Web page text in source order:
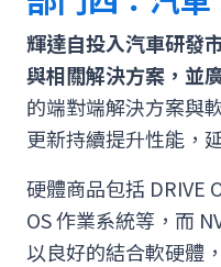
輝達自投入汽車研發
與相關解決方案，並
的端對端解決方案與
更新持續提升性能，
硬體商品包括 DRIVE
OS 作業系統等，而
以良好的結合軟硬體